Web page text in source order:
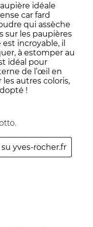
idéale
car fard
qui assèche
sur les paupières
incroyable, il
à estomper au
idéal pour
de l’œil en
autres coloris,
!
yves-rocher.fr